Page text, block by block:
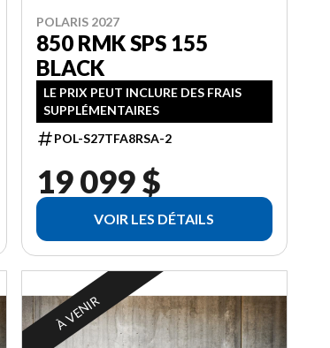
POLARIS 2027
850 RMK SPS 155
BLACK
LE PRIX PEUT INCLURE DES FRAIS
SUPPLÉMENTAIRES
POL-S27TFA8RSA-2
19 099 $
VOIR LES DÉTAILS
À VENIR